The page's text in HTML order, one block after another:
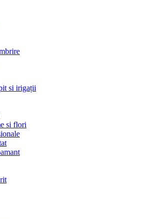
si irigații
si flori